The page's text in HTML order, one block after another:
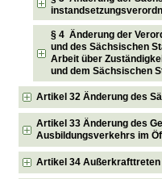
§ 4 Änderung der
und des Sächsischen
Arbeit über
und dem Sächsischen
Artikel 32 Änderung des
Artikel 33 Änderung des
Ausbildungsverkehrs im
Artikel 34 Außerkrafttreten